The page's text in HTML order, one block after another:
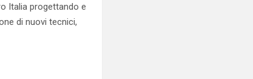
Italia progettando e
di nuovi tecnici,